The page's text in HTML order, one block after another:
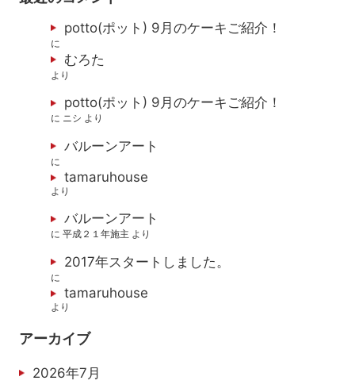
potto(ポット) 9月のケーキご紹介！
に
むろた
より
potto(ポット) 9月のケーキご紹介！
に ニシ より
バルーンアート
に
tamaruhouse
より
バルーンアート
に平成２１年施主 より
2017年スタートしました。
に
tamaruhouse
より
アーカイブ
2026年7月